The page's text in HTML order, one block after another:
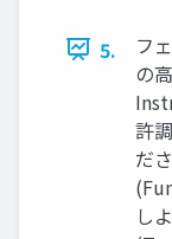
5.
フ
の
許
だ
し